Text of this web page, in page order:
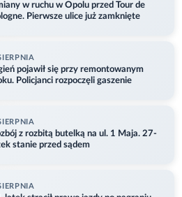
w ruchu w Opolu przed Tour de
Pierwsze ulice już zamknięte
pojawił się przy remontowanym
Policjanci rozpoczęli gaszenie
z rozbitą butelką na ul. 1 Maja. 27-
stanie przed sądem